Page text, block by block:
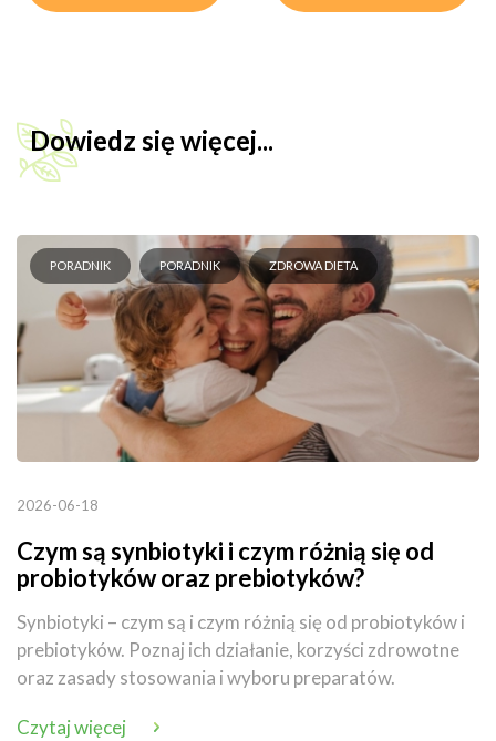
Dowiedz się więcej...
PORADNIK PORADNIK ZDROWA DIETA
2026-06-18
Czym są synbiotyki i czym różnią się od
probiotyków oraz prebiotyków?
Synbiotyki – czym są i czym różnią się od probiotyków i
prebiotyków. Poznaj ich działanie, korzyści zdrowotne
oraz zasady stosowania i wyboru preparatów.
Czytaj więcej